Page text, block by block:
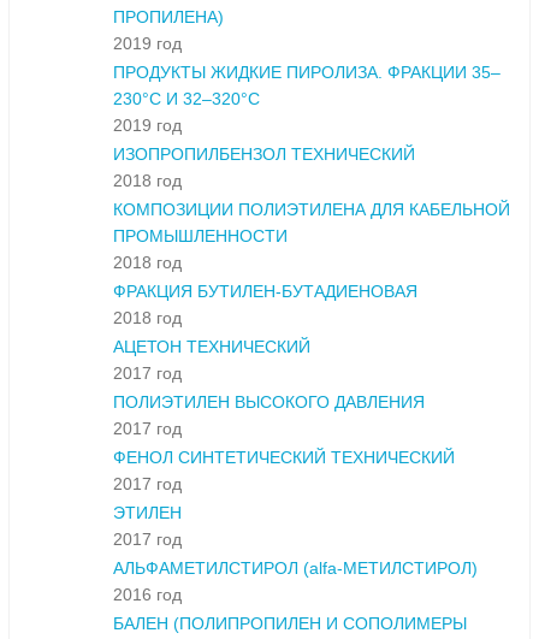
ПРОПИЛЕНА)
2019 год
ПРОДУКТЫ ЖИДКИЕ ПИРОЛИЗА. ФРАКЦИИ 35–
230°С И 32–320°С
2019 год
ИЗОПРОПИЛБЕНЗОЛ ТЕХНИЧЕСКИЙ
2018 год
КОМПОЗИЦИИ ПОЛИЭТИЛЕНА ДЛЯ КАБЕЛЬНОЙ
ПРОМЫШЛЕННОСТИ
2018 год
ФРАКЦИЯ БУТИЛЕН-БУТАДИЕНОВАЯ
2018 год
АЦЕТОН ТЕХНИЧЕСКИЙ
2017 год
ПОЛИЭТИЛЕН ВЫСОКОГО ДАВЛЕНИЯ
2017 год
ФЕНОЛ СИНТЕТИЧЕСКИЙ ТЕХНИЧЕСКИЙ
2017 год
ЭТИЛЕН
2017 год
АЛЬФАМЕТИЛСТИРОЛ (alfa-МЕТИЛСТИРОЛ)
2016 год
БАЛЕН (ПОЛИПРОПИЛЕН И СОПОЛИМЕРЫ